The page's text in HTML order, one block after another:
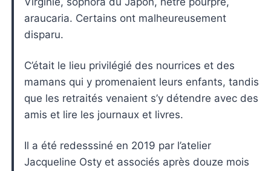
araucaria. Certains ont malheureusement
disparu.
C’était le lieu privilégié des nourrices et des
mamans qui y promenaient leurs enfants, tandis
que les retraités venaient s’y détendre avec des
amis et lire les journaux et livres.
Il a été redesssiné en 2019 par l’atelier
Jacqueline Osty et associés après douze mois